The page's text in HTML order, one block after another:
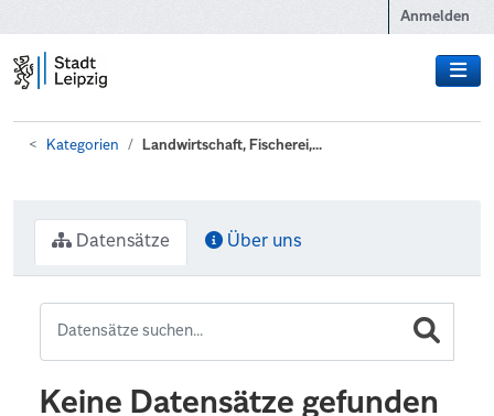
Anmelden
Kategorien Landwirtschaft, Fischerei,...
Datensätze Über uns
Keine Datensätze gefunden